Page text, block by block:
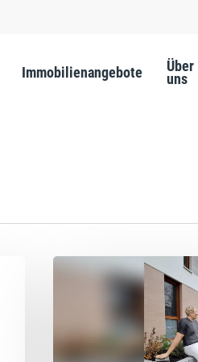
Immobilienangebote Über
uns